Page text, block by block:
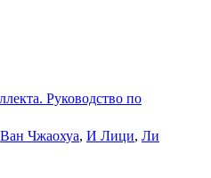
Руководство по
Ван Чжаохуа, И Лици, Ли